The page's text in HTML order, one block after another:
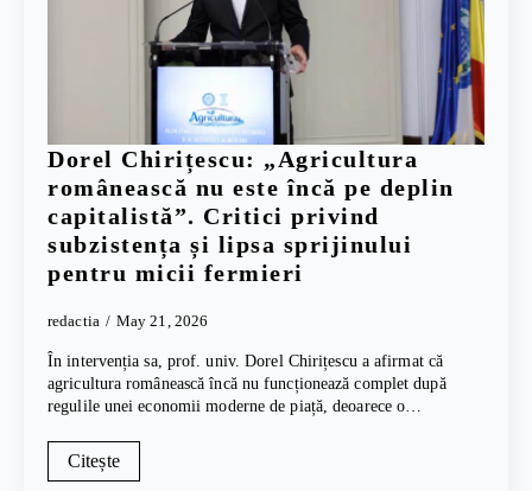
Dorel Chirițescu: „Agricultura
românească nu este încă pe deplin
capitalistă”. Critici privind
subzistența și lipsa sprijinului
pentru micii fermieri
redactia May 21, 2026
În intervenția sa, prof. univ. Dorel Chirițescu a afirmat că
agricultura românească încă nu funcționează complet după
regulile unei economii moderne de piață, deoarece o…
Citește